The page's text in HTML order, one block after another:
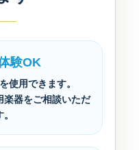
験OK
使用できます。
楽器をご相談いただ